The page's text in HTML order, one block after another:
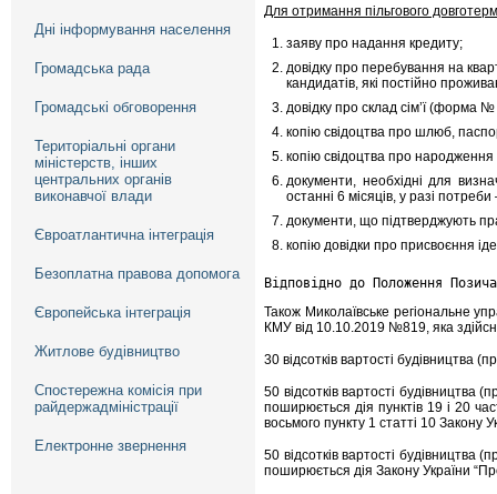
Дні інформування населення
Громадська рада
Громадські обговорення
Територіальні органи
міністерств, інших
центральних органів
виконавчої влади
Євроатлантична інтеграція
Безоплатна правова допомога
Європейська інтеграція
Житлове будівництво
Спостережна комісія при
райдержадміністрації
Електронне звернення
Для отримання пільгового
заяву про надання кредиту;
довідку про перебування на
кандидатів, які постійно
довідку про склад сім’ї (форма
копію свідоцтва про шлюб,
копію свідоцтва про народження
документи, необхідні для
останні 6 місяців, у разі
документи, що підтверджують
копію довідки про присвоєння
Відповідно до Положення
Також Миколаївське регіональне
КМУ від 10.10.2019 №819, яка
30 відсотків вартості будівництва
50 відсотків вартості будівництва
поширюється дія пунктів 19 і 20
восьмого пункту 1 статті 10 Закону
50 відсотків вартості будівництва
поширюється дія Закону України